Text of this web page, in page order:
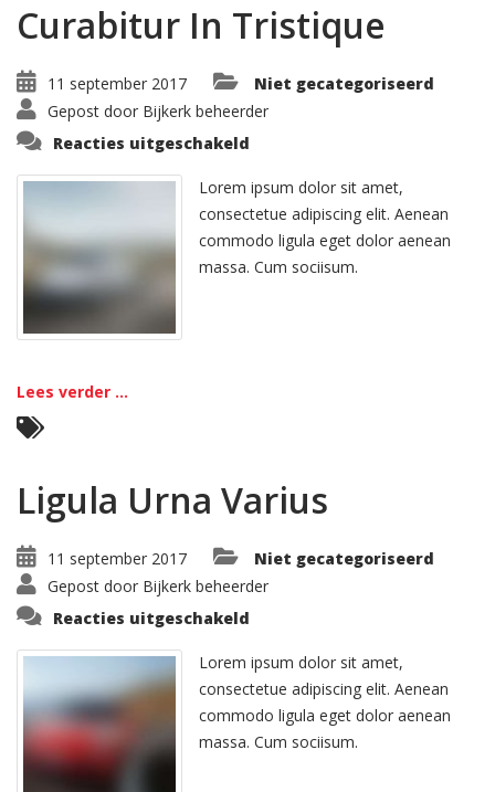
Curabitur In Tristique
11 september 2017
Niet gecategoriseerd
Gepost door Bijkerk beheerder
Reacties uitgeschakeld
Tristique
Lorem ipsum dolor sit amet,
consectetue adipiscing elit. Aenean
commodo ligula eget dolor aenean
massa. Cum sociisum.
Lees verder ...
Ligula Urna Varius
11 september 2017
Niet gecategoriseerd
Gepost door Bijkerk beheerder
Reacties uitgeschakeld
Varius
Lorem ipsum dolor sit amet,
consectetue adipiscing elit. Aenean
commodo ligula eget dolor aenean
massa. Cum sociisum.